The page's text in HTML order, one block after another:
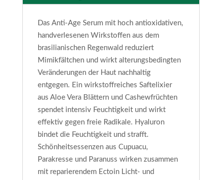
Das Anti-Age Serum mit hoch antioxidativen,
handverlesenen Wirkstoffen aus dem
brasilianischen Regenwald reduziert
Mimikfältchen und wirkt alterungsbedingten
Veränderungen der Haut nachhaltig
entgegen. Ein wirkstoffreiches Saftelixier
aus Aloe Vera Blättern und Cashewfrüchten
spendet intensiv Feuchtigkeit und wirkt
effektiv gegen freie Radikale. Hyaluron
bindet die Feuchtigkeit und strafft.
Schönheitsessenzen aus Cupuacu,
Parakresse und Paranuss wirken zusammen
mit reparierendem Ectoin Licht- und